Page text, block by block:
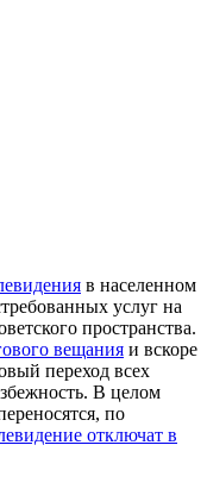
в населенном
услуг на
пространства.
вещания и вскоре
переход всех
В целом
по
отключат в